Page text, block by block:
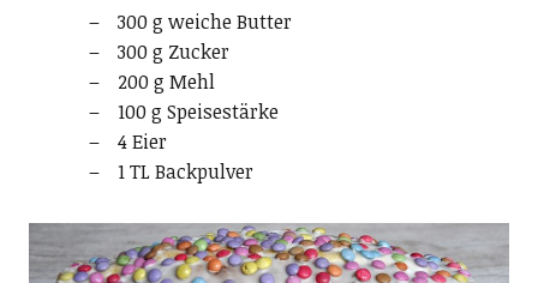
300 g weiche Butter
300 g Zucker
200 g Mehl
100 g Speisestärke
4 Eier
1 TL Backpulver